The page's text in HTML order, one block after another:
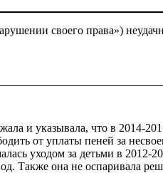
своего права»)
и указывала, что в 2014-
от уплаты пеней за
уходом за детьми в 2012-
Также она не оспаривала